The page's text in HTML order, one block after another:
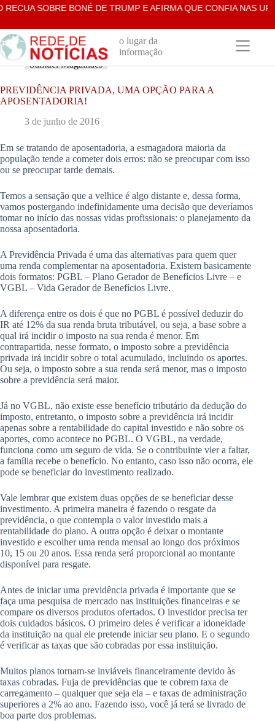
Pular
o
conteúdo
SOBRE BONÉ DE TRUMP E AFIRMA QUE CONFIA NAS
o lugar da
informação
Samuel Magalhães
PREVIDÊNCIA PRIVADA, UMA OPÇÃO PARA A
APOSENTADORIA!
3 de junho de 2016
Em se tratando de aposentadoria, a esmagadora maioria da
população tende a cometer dois erros: não se preocupar com isso
ou se preocupar tarde demais.
Temos a sensação que a velhice é algo distante e, dessa forma,
vamos postergando indefinidamente uma decisão que deveríamos
tomar no início das nossas vidas profissionais: o planejamento da
nossa aposentadoria.
A Previdência Privada é uma das alternativas para quem quer
uma renda complementar na aposentadoria. Existem basicamente
dois formatos: PGBL – Plano Gerador de Benefícios Livre – e
VGBL – Vida Gerador de Benefícios Livre.
A diferença entre os dois é que no PGBL é possível deduzir do
IR até 12% da sua renda bruta tributável, ou seja, a base sobre a
qual irá incidir o imposto na sua renda é menor. Em
contrapartida, nesse formato, o imposto sobre a previdência
privada irá incidir sobre o total acumulado, incluindo os aportes.
Ou seja, o imposto sobre a sua renda será menor, mas o imposto
sobre a previdência será maior.
Já no VGBL, não existe esse benefício tributário da dedução do
imposto, entretanto, o imposto sobre a previdência irá incidir
apenas sobre a rentabilidade do capital investido e não sobre os
aportes, como acontece no PGBL. O VGBL, na verdade,
funciona como um seguro de vida. Se o contribuinte vier a faltar,
a família recebe o benefício. No entanto, caso isso não ocorra, ele
pode se beneficiar do investimento realizado.
Vale lembrar que existem duas opções de se beneficiar desse
investimento. A primeira maneira é fazendo o resgate da
previdência, o que contempla o valor investido mais a
rentabilidade do plano. A outra opção é deixar o montante
investido e escolher uma renda mensal ao longo dos próximos
10, 15 ou 20 anos. Essa renda será proporcional ao montante
disponível para resgate.
Antes de iniciar uma previdência privada é importante que se
faça uma pesquisa de mercado nas instituições financeiras e se
compare os diversos produtos ofertados. O investidor precisa ter
dois cuidados básicos. O primeiro deles é verificar a idoneidade
da instituição na qual ele pretende iniciar seu plano. E o segundo
é verificar as taxas que são cobradas por essa instituição.
Muitos planos tornam-se inviáveis financeiramente devido às
taxas cobradas. Fuja de previdências que te cobrem taxa de
carregamento – qualquer que seja ela – e taxas de administração
superiores a 2% ao ano. Fazendo isso, você já terá se livrado de
boa parte dos problemas.